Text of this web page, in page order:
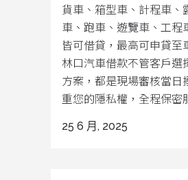
貨車、箱型車、計程車、
車、跑車、遊覽車、工程
皆可借貸，最高可申貸至
林口汽車借款不管客戶選
方案，都是現場審核當日
重您的隱私權，全程保密
25 6 月, 2025